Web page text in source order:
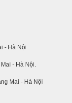
- Hà Nội
- Hà Nội.
Mai - Hà Nội